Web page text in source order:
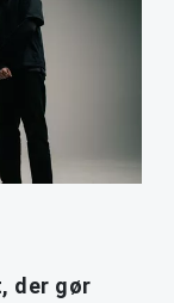
der gør